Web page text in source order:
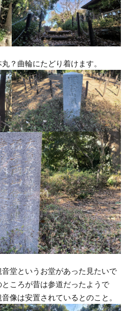
？曲輪にたどり着けます。
堂というお堂があった見たいで
ころが昔は参道だったようで
像は安置されているとのこと。